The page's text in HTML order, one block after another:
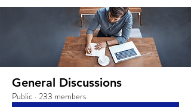
General Discussions
Public · 233 members